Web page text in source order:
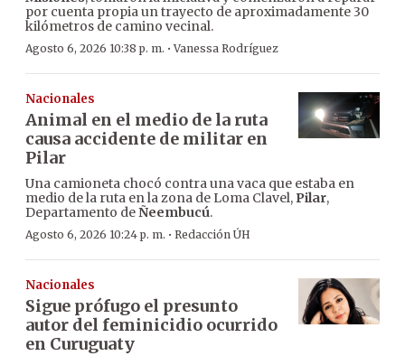
por cuenta propia un trayecto de aproximadamente 30
kilómetros de camino vecinal.
Agosto 6, 2026 10:38 p. m. ·Vanessa Rodríguez
Nacionales
Animal en el medio de la ruta
causa accidente de militar en
Pilar
Una camioneta chocó contra una vaca que estaba en
medio de la ruta en la zona de Loma Clavel, Pilar,
Departamento deÑeembucú.
Agosto 6, 2026 10:24 p. m. · Redacción ÚH
Nacionales
Sigue prófugo el presunto
autor del feminicidio ocurrido
en Curuguaty